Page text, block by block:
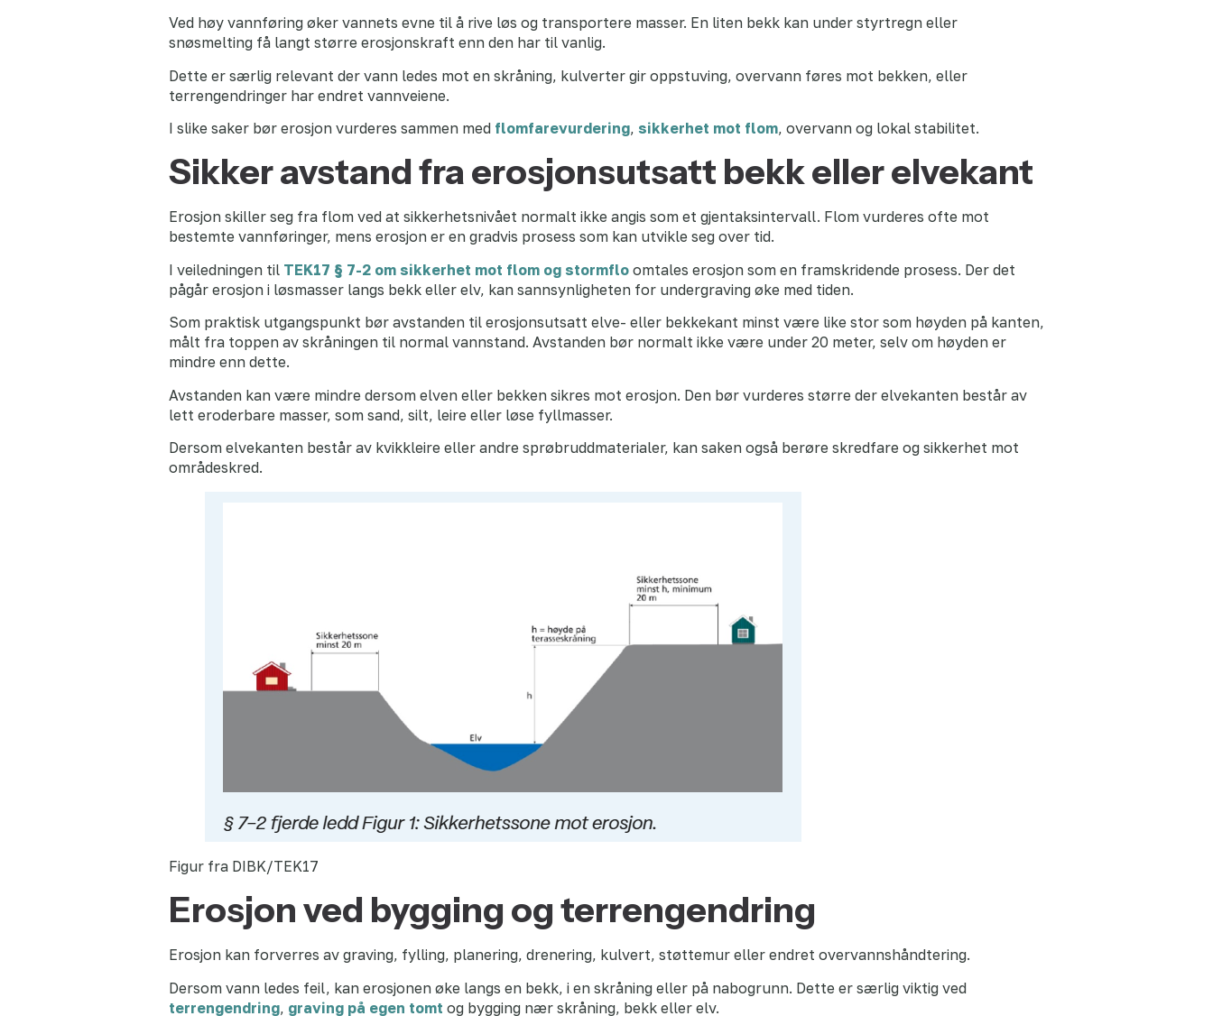
Ved høy vannføring øker vannets evne til å rive løs og transportere masser. En liten bekk kan under styrtregn eller
snøsmelting få langt større erosjonskraft enn den har til vanlig.
Dette er særlig relevant der vann ledes mot en skråning, kulverter gir oppstuving, overvann føres mot bekken, eller
terrengendringer har endret vannveiene.
I slike saker bør erosjon vurderes sammen med flomfarevurdering, sikkerhet mot flom, overvann og lokal stabilitet.
Sikker avstand fra erosjonsutsatt bekk eller elvekant
Erosjon skiller seg fra flom ved at sikkerhetsnivået normalt ikke angis som et gjentaksintervall. Flom vurderes ofte mot
bestemte vannføringer, mens erosjon er en gradvis prosess som kan utvikle seg over tid.
I veiledningen til TEK17 § 7-2 om sikkerhet mot flom og stormflo omtales erosjon som en framskridende prosess. Der det
pågår erosjon i løsmasser langs bekk eller elv, kan sannsynligheten for undergraving øke med tiden.
Som praktisk utgangspunkt bør avstanden til erosjonsutsatt elve- eller bekkekant minst være like stor som høyden på kanten,
målt fra toppen av skråningen til normal vannstand. Avstanden bør normalt ikke være under 20 meter, selv om høyden er
mindre enn dette.
Avstanden kan være mindre dersom elven eller bekken sikres mot erosjon. Den bør vurderes større der elvekanten består av
lett eroderbare masser, som sand, silt, leire eller løse fyllmasser.
Dersom elvekanten består av kvikkleire eller andre sprøbruddmaterialer, kan saken også berøre skredfare og sikkerhet mot
områdeskred.
Figur fra DIBK/TEK17
Erosjon ved bygging og terrengendring
Erosjon kan forverres av graving, fylling, planering, drenering, kulvert, støttemur eller endret overvannshåndtering.
Dersom vann ledes feil, kan erosjonen øke langs en bekk, i en skråning eller på nabogrunn. Dette er særlig viktig ved
terrengendring, graving på egen tomt og bygging nær skråning, bekk eller elv.